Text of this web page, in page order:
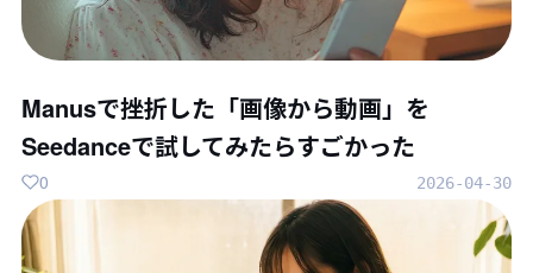
Manusで挫折した「画像から動画」を
Seedanceで試してみたらすごかった
2026-04-30
0